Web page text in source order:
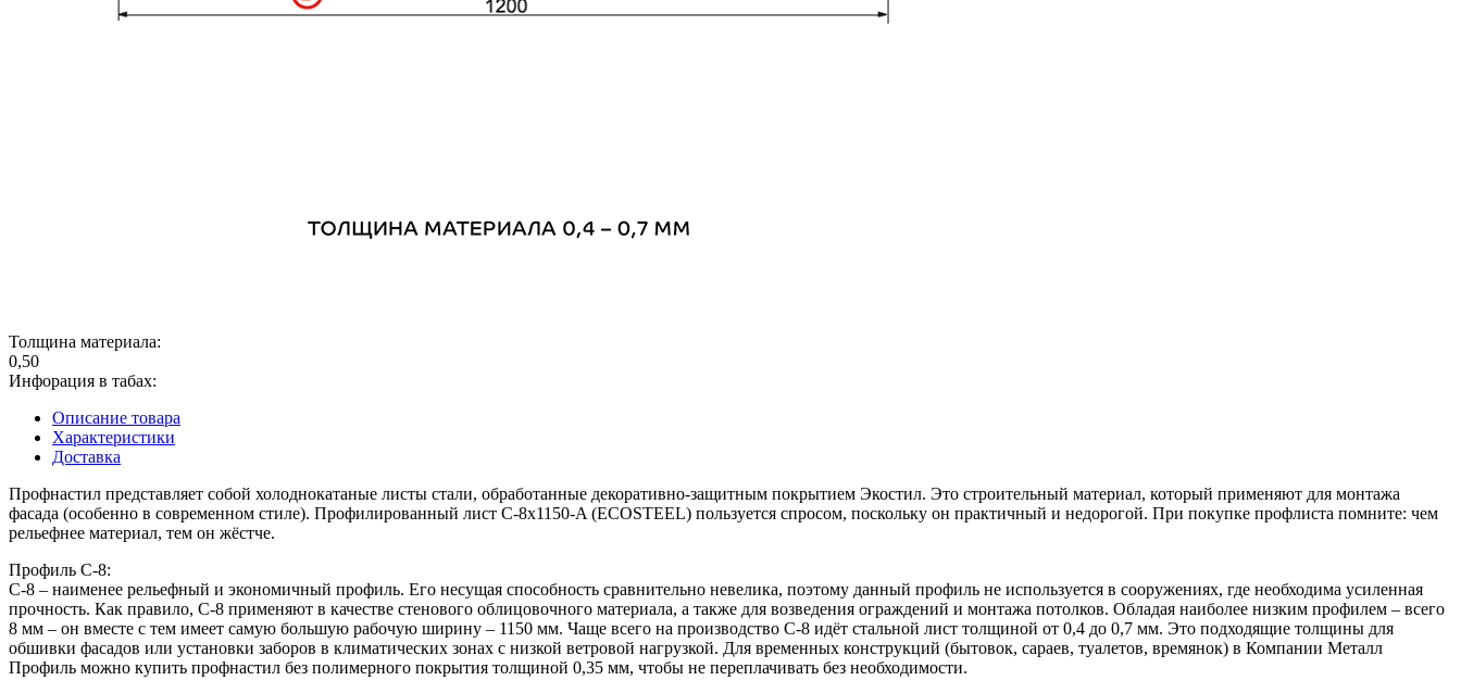
Толщина материала:
0,50
Инфорация в табах:
Описание товара
Характеристики
Доставка
Профнастил представляет собой холоднокатаные листы стали, обработанные декоративно-защитным покрытием Экостил. Это строительный материал, который применяют для монтажа
фасада (особенно в современном стиле). Профилированный лист С-8x1150-A (ECOSTEEL) пользуется спросом, поскольку он практичный и недорогой. При покупке профлиста помните: чем
рельефнее материал, тем он жёстче.
Профиль С-8:
С-8 – наименее рельефный и экономичный профиль. Его несущая способность сравнительно невелика, поэтому данный профиль не используется в сооружениях, где необходима усиленная
прочность. Как правило, С-8 применяют в качестве стенового облицовочного материала, а также для возведения ограждений и монтажа потолков. Обладая наиболее низким профилем – всего
8 мм – он вместе с тем имеет самую большую рабочую ширину – 1150 мм. Чаще всего на производство С-8 идёт стальной лист толщиной от 0,4 до 0,7 мм. Это подходящие толщины для
обшивки фасадов или установки заборов в климатических зонах с низкой ветровой нагрузкой. Для временных конструкций (бытовок, сараев, туалетов, времянок) в Компании Металл
Профиль можно купить профнастил без полимерного покрытия толщиной 0,35 мм, чтобы не переплачивать без необходимости.